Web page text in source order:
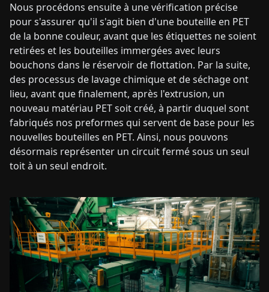
Nous procédons ensuite à une vérification précise
pour s'assurer qu'il s'agit bien d'une bouteille en PET
de la bonne couleur, avant que les étiquettes ne soient
retirées et les bouteilles immergées avec leurs
bouchons dans le réservoir de flottation. Par la suite,
des processus de lavage chimique et de séchage ont
lieu, avant que finalement, après l'extrusion, un
nouveau matériau PET soit créé, à partir duquel sont
fabriqués nos preformes qui servent de base pour les
nouvelles bouteilles en PET. Ainsi, nous pouvons
désormais représenter un circuit fermé sous un seul
toit à un seul endroit.